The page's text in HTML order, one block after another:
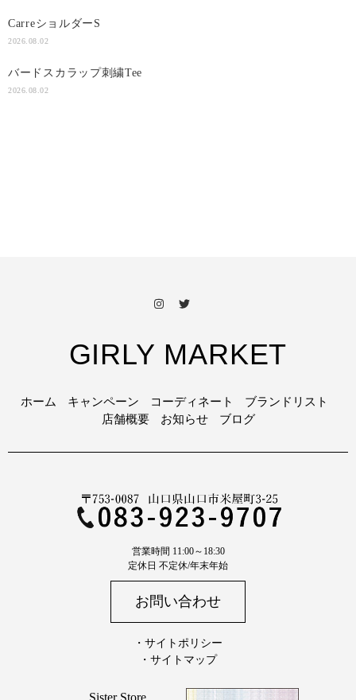
CarreショルダーS
2026.08.02
バードスカラップ刺繍Tee
2026.08.02
GIRLY MARKET
ホーム キャンペーン コーディネート
ブランドリスト
店舗概要
お知らせ ブログ
営業時間 11:00～18:30
定休日 不定休/年末年始
お問い合わせ
・サイトポリシー
・サイトマップ
Sister Store